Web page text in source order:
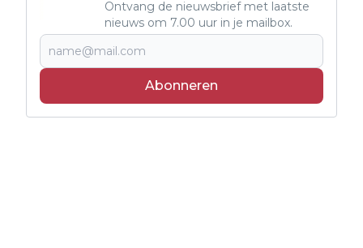
Ontvang de nieuwsbrief met laatste
nieuws om 7.00 uur in je mailbox.
Abonneren